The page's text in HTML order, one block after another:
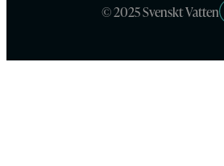
© 2025 Svenskt Vatten